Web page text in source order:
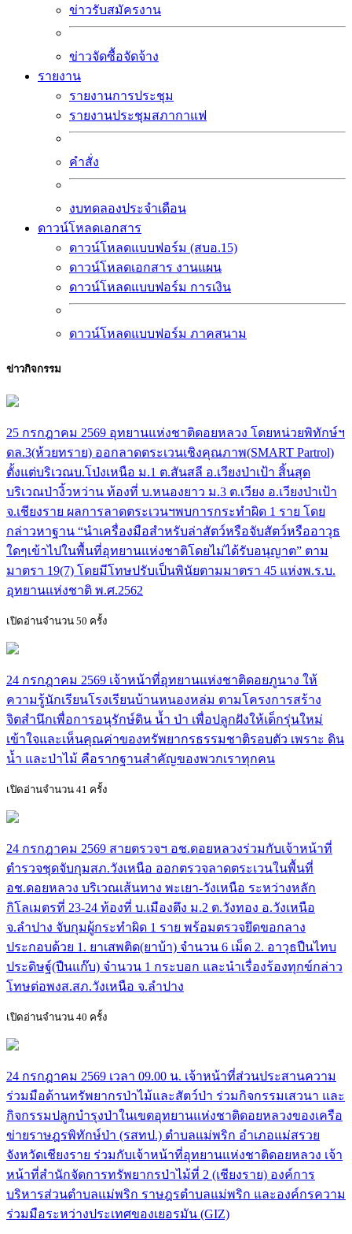
ข่าวรับสมัครงาน
ข่าวจัดซื้อจัดจ้าง
รายงาน
รายงานการประชุม
รายงานประชุมสภากาแฟ
คำสั่ง
งบทดลองประจำเดือน
ดาวน์โหลดเอกสาร
ดาวน์โหลดแบบฟอร์ม (สบอ.15)
ดาวน์โหลดเอกสาร งานแผน
ดาวน์โหลดแบบฟอร์ม การเงิน
ดาวน์โหลดแบบฟอร์ม ภาคสนาม
ข่าวกิจกรรม
25 กรกฎาคม 2569 อุทยานแห่งชาติดอยหลวง โดยหน่วยพิทักษ์ฯ
ดล.3(ห้วยทราย) ออกลาดตระเวนเชิงคุณภาพ(SMART Partrol)
ตั้งแต่บริเวณบ.โป่งเหนือ ม.1 ต.สันสลี อ.เวียงป่าเป้า สิ้นสุด
บริเวณป่างิ้วหว่าน ท้องที่ บ.หนองยาว ม.3 ต.เวียง อ.เวียงป่าเป้า
จ.เชียงราย ผลการลาดตระเวนฯพบการกระทำผิด 1 ราย โดย
กล่าวหาฐาน “นำเครื่องมือสำหรับล่าสัตว์หรือจับสัตว์หรืออาวุธ
ใดๆเข้าไปในพื้นที่อุทยานแห่งชาติโดยไม่ได้รับอนุญาต” ตาม
มาตรา 19(7) โดยมีโทษปรับเป็นพินัยตามมาตรา 45 แห่งพ.ร.บ.
อุทยานแห่งชาติ พ.ศ.2562
เปิดอ่านจำนวน 50 ครั้ง
24 กรกฎาคม 2569 เจ้าหน้าที่อุทยานแห่งชาติดอยภูนาง ให้
ความรู้นักเรียนโรงเรียนบ้านหนองหล่ม ตามโครงการสร้าง
จิตสำนึกเพื่อการอนุรักษ์ดิน น้ำ ป่า เพื่อปลูกฝังให้เด็กรุ่นใหม่
เข้าใจและเห็นคุณค่าของทรัพยากรธรรมชาติรอบตัว เพราะ ดิน
น้ำ และป่าไม้ คือรากฐานสำคัญของพวกเราทุกคน
เปิดอ่านจำนวน 41 ครั้ง
24 กรกฎาคม 2569 สายตรวจฯ อช.ดอยหลวงร่วมกับเจ้าหน้าที่
ตำรวจชุดจับกุมสภ.วังเหนือ ออกตรวจลาดตระเวนในพื้นที่
อช.ดอยหลวง บริเวณเส้นทาง พะเยา-วังเหนือ ระหว่างหลัก
กิโลเมตรที่ 23-24 ท้องที่ บ.เมืองตึง ม.2 ต.วังทอง อ.วังเหนือ
จ.ลำปาง จับกุมผู้กระทำผิด 1 ราย พร้อมตรวจยึดขอกลาง
ประกอบด้วย 1. ยาเสพติด(ยาบ้า) จำนวน 6 เม็ด 2. อาวุธปืนไทบ
ประดิษฐ์(ปืนแก๊บ) จำนวน 1 กระบอก และนำเรื่องร้องทุกข์กล่าว
โทษต่อพงส.สภ.วังเหนือ จ.ลำปาง
เปิดอ่านจำนวน 40 ครั้ง
24 กรกฎาคม 2569 เวลา 09.00 น. เจ้าหน้าที่ส่วนประสานความ
ร่วมมือด้านทรัพยากรป่าไม้และสัตว์ป่า ร่วมกิจกรรมเสวนา และ
กิจกรรมปลูกบำรุงป่าในเขตอุทยานแห่งชาติดอยหลวงของเครือ
ข่ายราษฎรพิทักษ์ป่า (รสทป.) ตำบลแม่พริก อำเภอแม่สรวย
จังหวัดเชียงราย ร่วมกับเจ้าหน้าที่อุทยานแห่งชาติดอยหลวง เจ้า
หน้าที่สำนักจัดการทรัพยากรป่าไม้ที่ 2 (เชียงราย) องค์การ
บริหารส่วนตำบลแม่พริก ราษฎรตำบลแม่พริก และองค์กรความ
ร่วมมือระหว่างประเทศของเยอรมัน (GIZ)